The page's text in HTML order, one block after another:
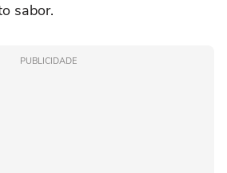
sabor.
PUBLICIDADE